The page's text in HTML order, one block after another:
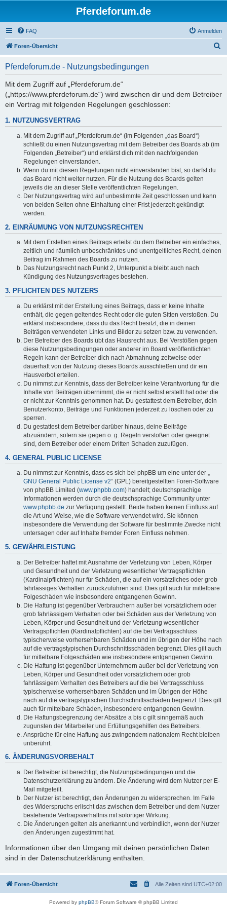
Pferdeforum.de
FAQ Anmelden
Foren-Übersicht
e
Pferdeforum.de - Nutzungsbedingungen
Mit dem Zugriff auf „Pferdeforum.de“
(„https://www.pferdeforum.de“) wird zwischen dir und dem Betreiber
ein Vertrag mit folgenden Regelungen geschlossen:
1. NUTZUNGSVERTRAG
Mit dem Zugriff auf „Pferdeforum.de“ (im Folgenden „das Board“)
schließt du einen Nutzungsvertrag mit dem Betreiber des Boards ab (im
Folgenden „Betreiber“) und erklärst dich mit den nachfolgenden
Regelungen einverstanden.
Wenn du mit diesen Regelungen nicht einverstanden bist, so darfst du
das Board nicht weiter nutzen. Für die Nutzung des Boards gelten
jeweils die an dieser Stelle veröffentlichten Regelungen.
Der Nutzungsvertrag wird auf unbestimmte Zeit geschlossen und kann
von beiden Seiten ohne Einhaltung einer Frist jederzeit gekündigt
werden.
2. EINRÄUMUNG VON NUTZUNGSRECHTEN
Mit dem Erstellen eines Beitrags erteilst du dem Betreiber ein einfaches,
zeitlich und räumlich unbeschränktes und unentgeltliches Recht, deinen
Beitrag im Rahmen des Boards zu nutzen.
Das Nutzungsrecht nach Punkt 2, Unterpunkt a bleibt auch nach
Kündigung des Nutzungsvertrages bestehen.
3. PFLICHTEN DES NUTZERS
Du erklärst mit der Erstellung eines Beitrags, dass er keine Inhalte
enthält, die gegen geltendes Recht oder die guten Sitten verstoßen. Du
erklärst insbesondere, dass du das Recht besitzt, die in deinen
Beiträgen verwendeten Links und Bilder zu setzen bzw. zu verwenden.
Der Betreiber des Boards übt das Hausrecht aus. Bei Verstößen gegen
diese Nutzungsbedingungen oder anderer im Board veröffentlichten
Regeln kann der Betreiber dich nach Abmahnung zeitweise oder
dauerhaft von der Nutzung dieses Boards ausschließen und dir ein
Hausverbot erteilen.
Du nimmst zur Kenntnis, dass der Betreiber keine Verantwortung für die
Inhalte von Beiträgen übernimmt, die er nicht selbst erstellt hat oder die
er nicht zur Kenntnis genommen hat. Du gestattest dem Betreiber, dein
Benutzerkonto, Beiträge und Funktionen jederzeit zu löschen oder zu
sperren.
Du gestattest dem Betreiber darüber hinaus, deine Beiträge
abzuändern, sofern sie gegen o. g. Regeln verstoßen oder geeignet
sind, dem Betreiber oder einem Dritten Schaden zuzufügen.
4. GENERAL PUBLIC LICENSE
Du nimmst zur Kenntnis, dass es sich bei phpBB um eine unter der „
GNU General Public License v2“ (GPL) bereitgestellten Foren-Software
von phpBB Limited (www.phpbb.com) handelt; deutschsprachige
Informationen werden durch die deutschsprachige Community unter
www.phpbb.de zur Verfügung gestellt. Beide haben keinen Einfluss auf
die Art und Weise, wie die Software verwendet wird. Sie können
insbesondere die Verwendung der Software für bestimmte Zwecke nicht
untersagen oder auf Inhalte fremder Foren Einfluss nehmen.
5. GEWÄHRLEISTUNG
Der Betreiber haftet mit Ausnahme der Verletzung von Leben, Körper
und Gesundheit und der Verletzung wesentlicher Vertragspflichten
(Kardinalpflichten) nur für Schäden, die auf ein vorsätzliches oder grob
fahrlässiges Verhalten zurückzuführen sind. Dies gilt auch für mittelbare
Folgeschäden wie insbesondere entgangenen Gewinn.
Die Haftung ist gegenüber Verbrauchern außer bei vorsätzlichem oder
grob fahrlässigem Verhalten oder bei Schäden aus der Verletzung von
Leben, Körper und Gesundheit und der Verletzung wesentlicher
Vertragspflichten (Kardinalpflichten) auf die bei Vertragsschluss
typischerweise vorhersehbaren Schäden und im übrigen der Höhe nach
auf die vertragstypischen Durchschnittsschäden begrenzt. Dies gilt auch
für mittelbare Folgeschäden wie insbesondere entgangenen Gewinn.
Die Haftung ist gegenüber Unternehmern außer bei der Verletzung von
Leben, Körper und Gesundheit oder vorsätzlichem oder grob
fahrlässigem Verhalten des Betreibers auf die bei Vertragsschluss
typischerweise vorhersehbaren Schäden und im Übrigen der Höhe
nach auf die vertragstypischen Durchschnittsschäden begrenzt. Dies gilt
auch für mittelbare Schäden, insbesondere entgangenen Gewinn.
Die Haftungsbegrenzung der Absätze a bis c gilt sinngemäß auch
zugunsten der Mitarbeiter und Erfüllungsgehilfen des Betreibers.
Ansprüche für eine Haftung aus zwingendem nationalem Recht bleiben
unberührt.
6. ÄNDERUNGSVORBEHALT
Der Betreiber ist berechtigt, die Nutzungsbedingungen und die
Datenschutzerklärung zu ändern. Die Änderung wird dem Nutzer per E-
Mail mitgeteilt.
Der Nutzer ist berechtigt, den Änderungen zu widersprechen. Im Falle
des Widerspruchs erlischt das zwischen dem Betreiber und dem Nutzer
bestehende Vertragsverhältnis mit sofortiger Wirkung.
Die Änderungen gelten als anerkannt und verbindlich, wenn der Nutzer
den Änderungen zugestimmt hat.
Informationen über den Umgang mit deinen persönlichen Daten
sind in der Datenschutzerklärung enthalten.
Foren-Übersicht Alle Zeiten sind UTC+02:00
Powered by phpBB® Forum Software © phpBB Limited